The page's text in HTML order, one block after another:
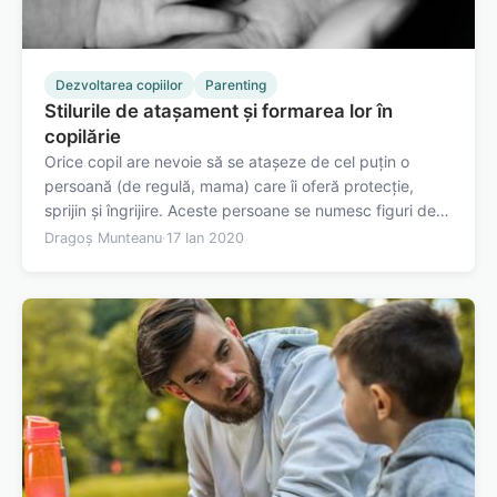
Dezvoltarea copiilor Parenting
Stilurile de atașament și formarea lor în
copilărie
Orice copil are nevoie să se atașeze de cel puțin o
persoană (de regulă, mama) care îi oferă protecție,
sprijin și îngrijire. Aceste persoane se numesc figuri de
atașament, iar atunci când sunt separați de ele, copiii
Dragoș Munteanu· 17 Ian 2020